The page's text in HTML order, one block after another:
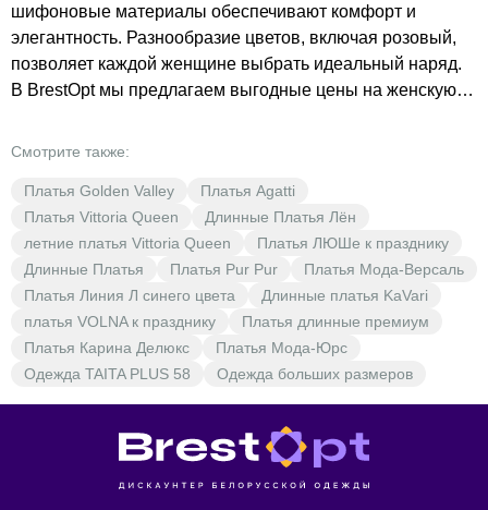
шифоновые материалы обеспечивают комфорт и
элегантность. Разнообразие цветов, включая розовый,
позволяет каждой женщине выбрать идеальный наряд.
В BrestOpt мы предлагаем выгодные цены на женскую
стильные вещи. Откройте для себя мир моды с BrestOpt!
Смотрите также:
Платья Golden Valley
Платья Agatti
Платья Vittoria Queen
Длинные Платья Лён
летние платья Vittoria Queen
Платья ЛЮШе к празднику
Длинные Платья
Платья Pur Pur
Платья Мода-Версаль
Платья Линия Л синего цвета
Длинные платья KaVari
платья VOLNA к празднику
Платья длинные премиум
Платья Карина Делюкс
Платья Мода-Юрс
Одежда TAITA PLUS 58
Одежда больших размеров